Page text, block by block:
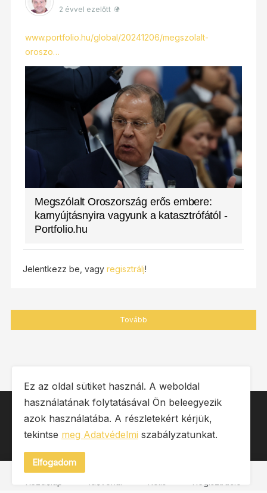
2 évvel ezelőtt
www.portfolio.hu/global/20241206/megszolalt-
oroszo…
Megszólalt Oroszország erős embere:
karnyújtásnyira vagyunk a katasztrófától -
Portfolio.hu
Jelentkezz be, vagy regisztrálj!
Tovább
IMPRESSZUM ÁSZF OLDALTÉRKÉP
ADATVÉDELMI SZABÁLYZAT
Copyright © 2026 Heto. Minden jog fenntartva.
Ez az oldal sütiket használ. A weboldal
használatának folytatásával Ön beleegyezik
azok használatába. A részletekért kérjük,
tekintse meg Adatvédelmi szabályzatunkat.
Elfogadom